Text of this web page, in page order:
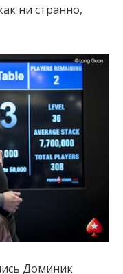
ни странно,
Доминик